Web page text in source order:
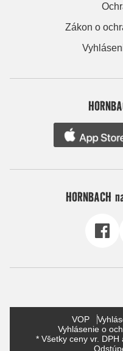
Zákon o
HORNBACH
VOP
Vyhlásenie o
* Všetky ceny vr.